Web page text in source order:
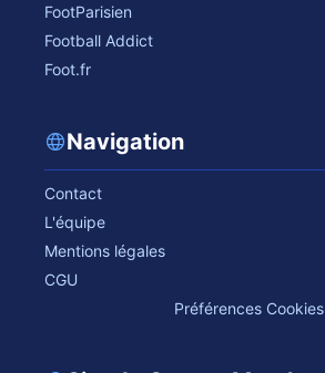
FootParisien
Football Addict
Foot.fr
Navigation
Contact
L'équipe
Mentions légales
CGU
Préférences Cookies